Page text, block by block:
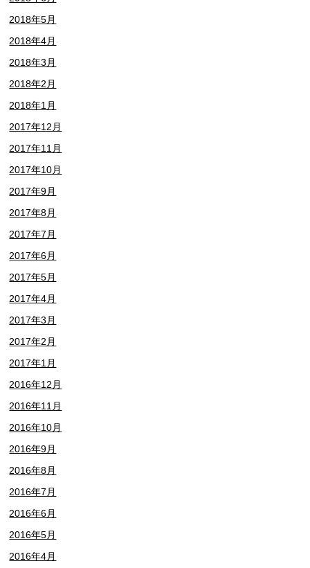
2018年5月
2018年4月
2018年3月
2018年2月
2018年1月
2017年12月
2017年11月
2017年10月
2017年9月
2017年8月
2017年7月
2017年6月
2017年5月
2017年4月
2017年3月
2017年2月
2017年1月
2016年12月
2016年11月
2016年10月
2016年9月
2016年8月
2016年7月
2016年6月
2016年5月
2016年4月